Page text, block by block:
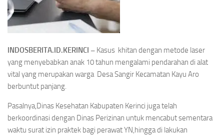
INDOSBERITA.ID.KERINCI – Kasus khitan dengan metode laser
yang menyebabkan anak 10 tahun mengalami pendarahan di alat
vital yang merupakan warga Desa Sangir Kecamatan Kayu Aro
berbuntut panjang.
Pasalnya,Dinas Kesehatan Kabupaten Kerinci juga telah
berkoordinasi dengan Dinas Perizinan untuk mencabut sementara
waktu surat izin praktek bagi perawat YN,hingga di lakukan